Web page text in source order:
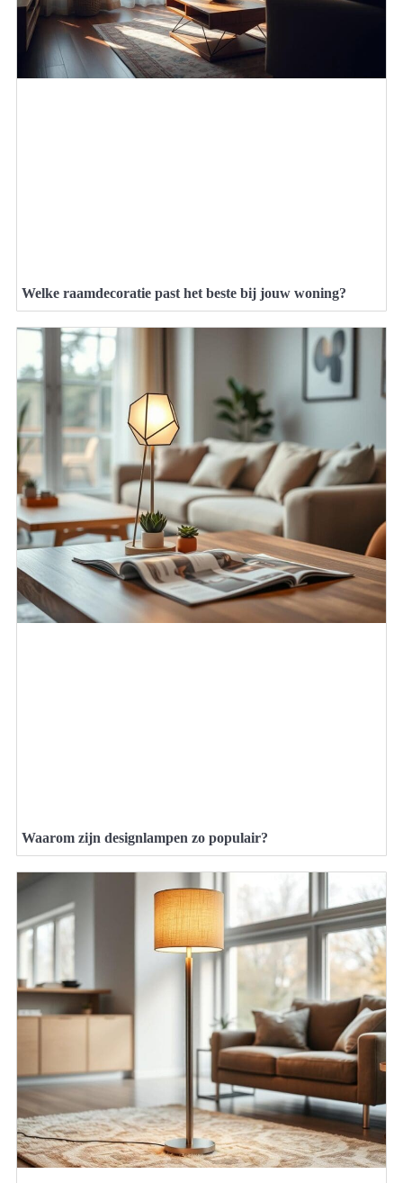
Welke raamdecoratie past het beste bij jouw woning?
Waarom zijn designlampen zo populair?